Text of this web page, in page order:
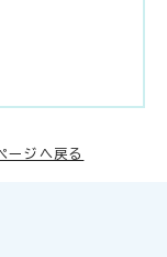
ージへ戻る